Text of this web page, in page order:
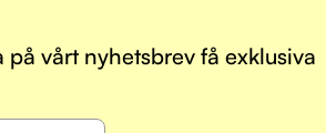
på vårt nyhetsbrev få exklusiva